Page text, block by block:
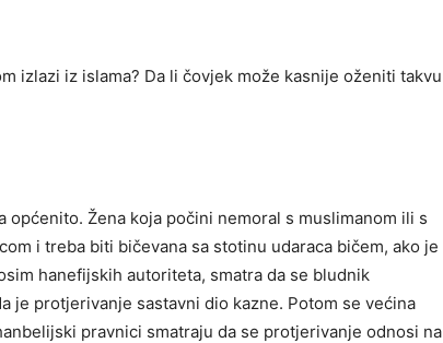
izlazi iz islama? Da li čovjek može kasnije oženiti takvu
Žena koja počini nemoral s muslimanom ili s
i treba biti bičevana sa stotinu udaraca bičem, ako je
hanefijskih autoriteta, smatra da se bludnik
je protjerivanje sastavni dio kazne. Potom se većina
pravnici smatraju da se protjerivanje odnosi na